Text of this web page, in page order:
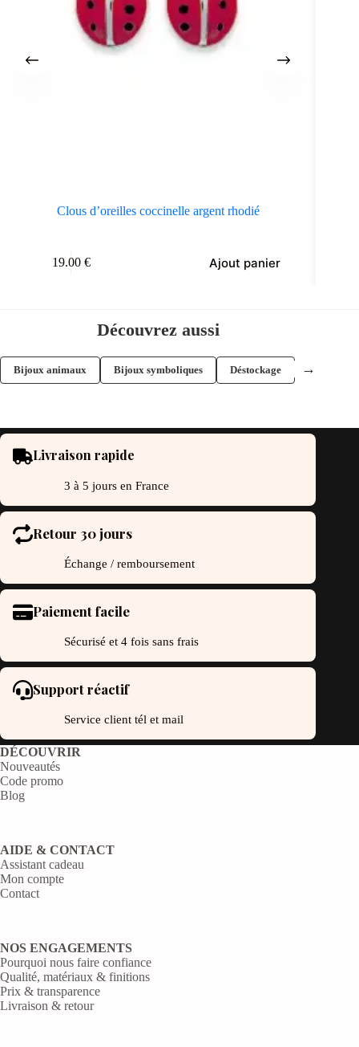
Clous d’oreilles coccinelle argent rhodié
19.00 € Ajout panier
Découvrez aussi
Bijoux animaux Bijoux symboliques Déstockage →
Livraison rapide
3 à 5 jours en France
Retour 30 jours
Échange / remboursement
Paiement facile
Sécurisé et 4 fois sans frais
Support réactif
Service client tél et mail
DÉCOUVRIR
Nouveautés
Code promo
Blog
AIDE & CONTACT
Assistant cadeau
Mon compte
Contact
NOS ENGAGEMENTS
Pourquoi nous faire confiance
Qualité, matériaux & finitions
Prix & transparence
Livraison & retour